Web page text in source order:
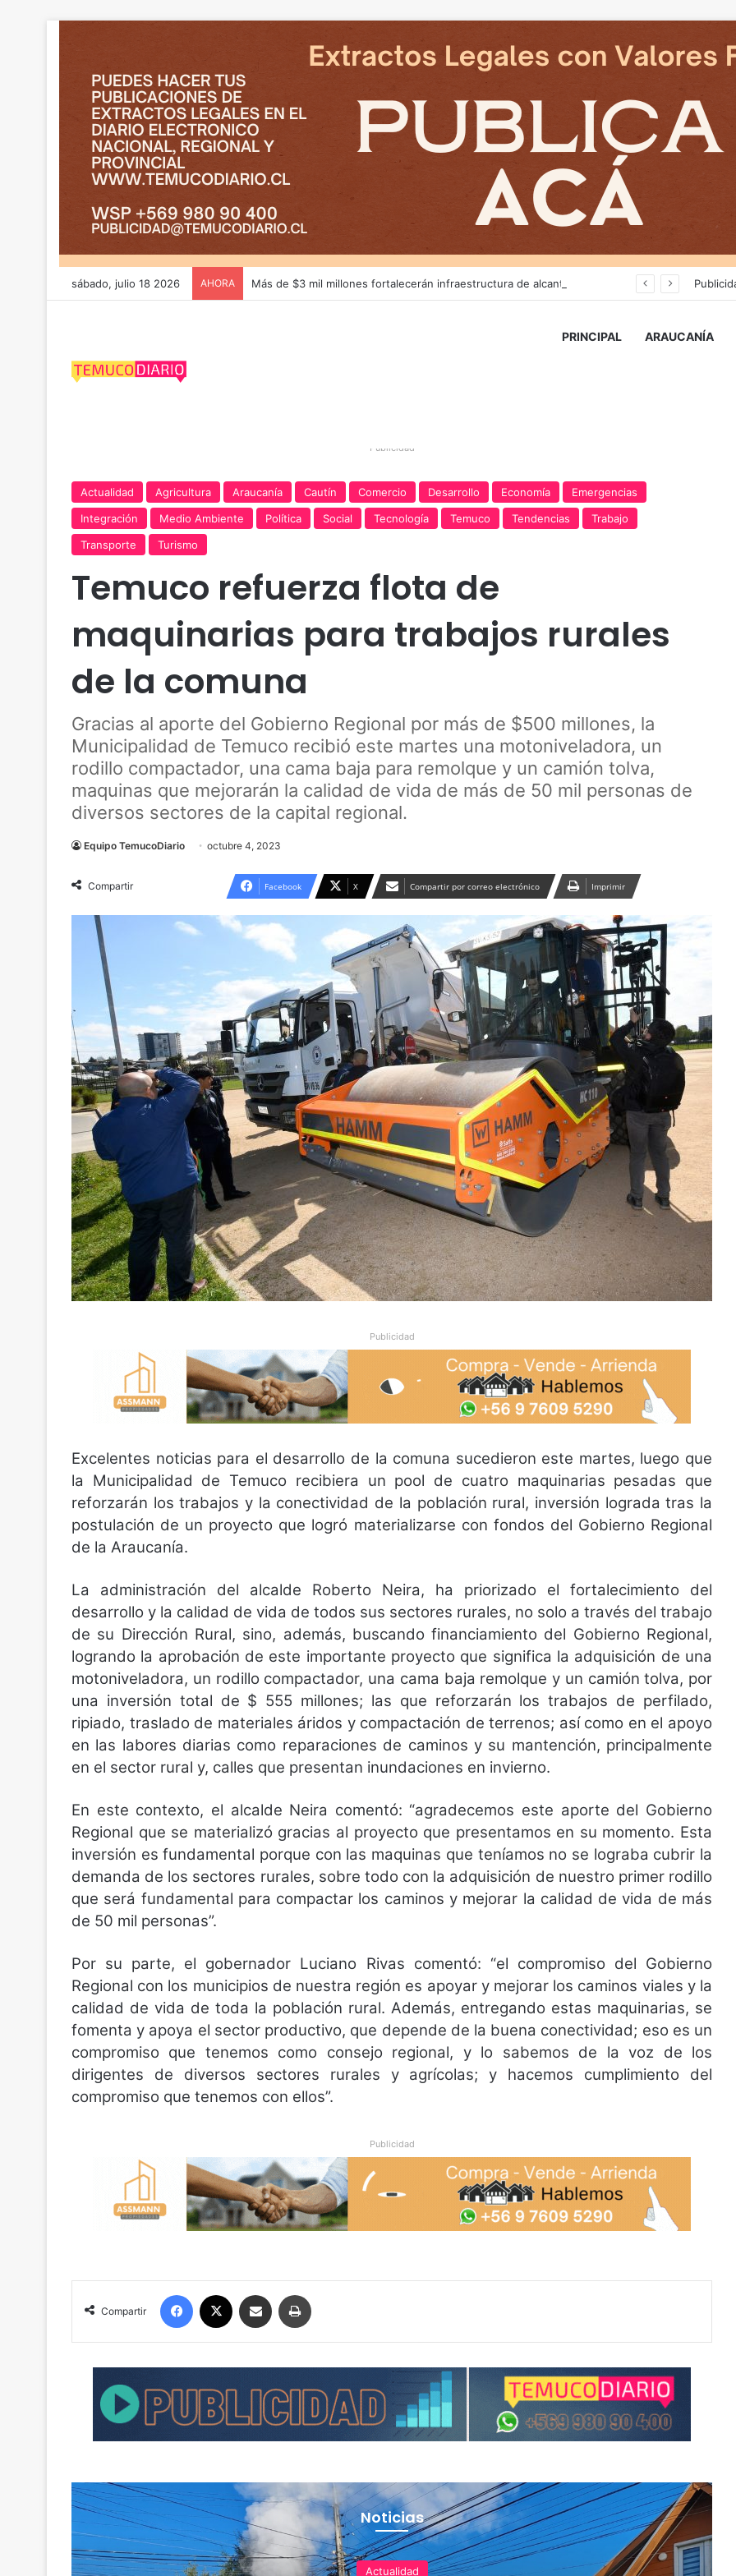
sábado, julio 18 2026 AHORA
PRINCIPAL ARAUCANÍA
Publicidad
Actualidad Agricultura Araucanía Cautín Comercio Desarrollo Economía
Emergencias
Integración
Medio Ambiente Política Social Tecnología Temuco Tendencias
Trabajo
Transporte
Turismo
Temuco refuerza flota de
maquinarias para trabajos rurales
de la comuna
Gracias al aporte del Gobierno Regional por más de $500 millones, la
Municipalidad de Temuco recibió este martes una motoniveladora, un
rodillo compactador, una cama baja para remolque y un camión tolva,
maquinas que mejorarán la calidad de vida de más de 50 mil personas de
diversos sectores de la capital regional.
Equipo TemucoDiario octubre 4, 2023
Compartir Facebook X Compartir por correo electrónico Imprimir
Publicidad
Excelentes noticias para el desarrollo de la comuna sucedieron este martes, luego que
la Municipalidad de Temuco recibiera un pool de cuatro maquinarias pesadas que
reforzarán los trabajos y la conectividad de la población rural, inversión lograda tras la
postulación de un proyecto que logró materializarse con fondos del Gobierno Regional
de la Araucanía.
La administración del alcalde Roberto Neira, ha priorizado el fortalecimiento del
desarrollo y la calidad de vida de todos sus sectores rurales, no solo a través del trabajo
de su Dirección Rural, sino, además, buscando financiamiento del Gobierno Regional,
logrando la aprobación de este importante proyecto que significa la adquisición de una
motoniveladora, un rodillo compactador, una cama baja remolque y un camión tolva, por
una inversión total de $ 555 millones; las que reforzarán los trabajos de perfilado,
ripiado, traslado de materiales áridos y compactación de terrenos; así como en el apoyo
en las labores diarias como reparaciones de caminos y su mantención, principalmente
en el sector rural y, calles que presentan inundaciones en invierno.
En este contexto, el alcalde Neira comentó: “agradecemos este aporte del Gobierno
Regional que se materializó gracias al proyecto que presentamos en su momento. Esta
inversión es fundamental porque con las maquinas que teníamos no se lograba cubrir la
demanda de los sectores rurales, sobre todo con la adquisición de nuestro primer rodillo
que será fundamental para compactar los caminos y mejorar la calidad de vida de más
de 50 mil personas”.
Por su parte, el gobernador Luciano Rivas comentó: “el compromiso del Gobierno
Regional con los municipios de nuestra región es apoyar y mejorar los caminos viales y la
calidad de vida de toda la población rural. Además, entregando estas maquinarias, se
fomenta y apoya el sector productivo, que depende de la buena conectividad; eso es un
compromiso que tenemos como consejo regional, y lo sabemos de la voz de los
dirigentes de diversos sectores rurales y agrícolas; y hacemos cumplimiento del
compromiso que tenemos con ellos”.
Publicidad
Compartir
Noticias
Actualidad